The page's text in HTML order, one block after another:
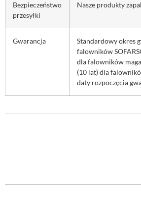
Bezpieczeństwo
przesyłki
Nasze produkty
Gwarancja
Standardowy okres
falowników
dla falowników
(10 lat) dla
daty rozpoczęcia